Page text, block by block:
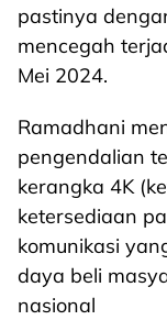
pastinya
mencegah
Mei 2024.
Ramadhani
pengendalian
kerangka 4K
ketersediaan
komunikasi
daya beli
nasional